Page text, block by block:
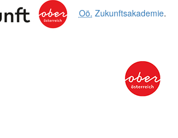
Oö. Zukunftsakademie.